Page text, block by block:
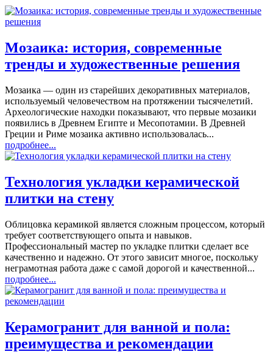
Мозаика: история, современные
тренды и художественные решения
Мозаика — один из старейших декоративных материалов,
используемый человечеством на протяжении тысячелетий.
Археологические находки показывают, что первые мозаики
появились в Древнем Египте и Месопотамии. В Древней
Греции и Риме мозаика активно использовалась...
подробнее...
Технология укладки керамической
плитки на стену
Облицовка керамикой является сложным процессом, который
требует соответствующего опыта и навыков.
Профессиональный мастер по укладке плитки сделает все
качественно и надежно. От этого зависит многое, поскольку
неграмотная работа даже с самой дорогой и качественной...
подробнее...
Керамогранит для ванной и пола:
преимущества и рекомендации